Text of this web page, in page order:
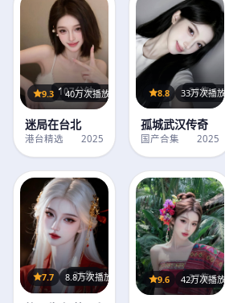
107分钟
9.3 40万次播放
迷局在台北
港台精选 2025
38集
8.8 33万次播放
孤城武汉传奇
国产合集 2025
35集
7.7 8.8万次播放 37集
9.6 42万次播放